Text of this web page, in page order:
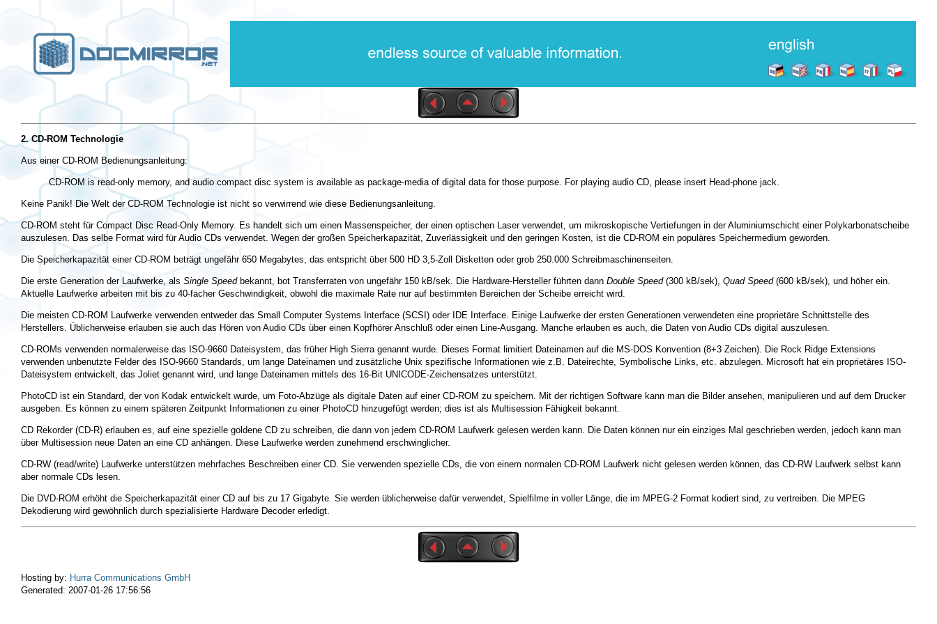
2. CD-ROM Technologie
Aus einer CD-ROM Bedienungsanleitung:
CD-ROM is read-only memory, and audio compact disc system is available as package-media of digital data for those purpose. For playing audio CD, please insert Head-phone jack.
Keine Panik! Die Welt der CD-ROM Technologie ist nicht so verwirrend wie diese Bedienungsanleitung.
CD-ROM steht für Compact Disc Read-Only Memory. Es handelt sich um einen Massenspeicher, der einen optischen Laser verwendet, um mikroskopische Vertiefungen in der Aluminiumschicht einer Polykarbonatscheibe
auszulesen. Das selbe Format wird für Audio CDs verwendet. Wegen der großen Speicherkapazität, Zuverlässigkeit und den geringen Kosten, ist die CD-ROM ein populäres Speichermedium geworden.
Die Speicherkapazität einer CD-ROM beträgt ungefähr 650 Megabytes, das entspricht über 500 HD 3,5-Zoll Disketten oder grob 250.000 Schreibmaschinenseiten.
Die erste Generation der Laufwerke, als Single Speedbekannt, bot Transferraten von ungefähr 150 kB/sek. Die Hardware-Hersteller führten dann Double Speed(300 kB/sek), Quad Speed(600 kB/sek), und höher ein.
Aktuelle Laufwerke arbeiten mit bis zu 40-facher Geschwindigkeit, obwohl die maximale Rate nur auf bestimmten Bereichen der Scheibe erreicht wird.
Die meisten CD-ROM Laufwerke verwenden entweder das Small Computer Systems Interface (SCSI) oder IDE Interface. Einige Laufwerke der ersten Generationen verwendeten eine proprietäre Schnittstelle des
Herstellers. Üblicherweise erlauben sie auch das Hören von Audio CDs über einen Kopfhörer Anschluß oder einen Line-Ausgang. Manche erlauben es auch, die Daten von Audio CDs digital auszulesen.
CD-ROMs verwenden normalerweise das ISO-9660 Dateisystem, das früher High Sierra genannt wurde. Dieses Format limitiert Dateinamen auf die MS-DOS Konvention (8+3 Zeichen). Die Rock Ridge Extensions
verwenden unbenutzte Felder des ISO-9660 Standards, um lange Dateinamen und zusätzliche Unix spezifische Informationen wie z.B. Dateirechte, Symbolische Links, etc. abzulegen. Microsoft hat ein proprietäres ISO-
Dateisystem entwickelt, das Joliet genannt wird, und lange Dateinamen mittels des 16-Bit UNICODE-Zeichensatzes unterstützt.
PhotoCD ist ein Standard, der von Kodak entwickelt wurde, um Foto-Abzüge als digitale Daten auf einer CD-ROM zu speichern. Mit der richtigen Software kann man die Bilder ansehen, manipulieren und auf dem Drucker
ausgeben. Es können zu einem späteren Zeitpunkt Informationen zu einer PhotoCD hinzugefügt werden; dies ist als Multisession Fähigkeit bekannt.
CD Rekorder (CD-R) erlauben es, auf eine spezielle goldene CD zu schreiben, die dann von jedem CD-ROM Laufwerk gelesen werden kann. Die Daten können nur ein einziges Mal geschrieben werden, jedoch kann man
über Multisession neue Daten an eine CD anhängen. Diese Laufwerke werden zunehmend erschwinglicher.
CD-RW (read/write) Laufwerke unterstützen mehrfaches Beschreiben einer CD. Sie verwenden spezielle CDs, die von einem normalen CD-ROM Laufwerk nicht gelesen werden können, das CD-RW Laufwerk selbst kann
aber normale CDs lesen.
Die DVD-ROM erhöht die Speicherkapazität einer CD auf bis zu 17 Gigabyte. Sie werden üblicherweise dafür verwendet, Spielfilme in voller Länge, die im MPEG-2 Format kodiert sind, zu vertreiben. Die MPEG
Dekodierung wird gewöhnlich durch spezialisierte Hardware Decoder erledigt.
Hosting by: Hurra Communications GmbH
Generated: 2007-01-26 17:56:56